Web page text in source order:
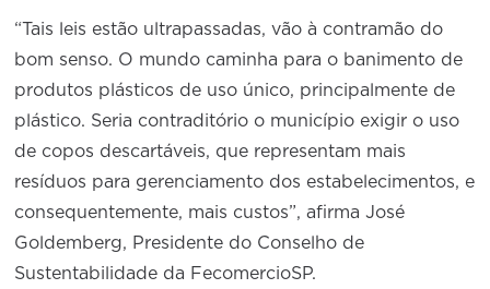
“Tais leis estão ultrapassadas, vão à contramão do
bom senso. O mundo caminha para o banimento de
produtos plásticos de uso único, principalmente de
plástico. Seria contraditório o município exigir o uso
de copos descartáveis, que representam mais
resíduos para gerenciamento dos estabelecimentos, e
consequentemente, mais custos”, afirma José
Goldemberg, Presidente do Conselho de
Sustentabilidade da FecomercioSP.